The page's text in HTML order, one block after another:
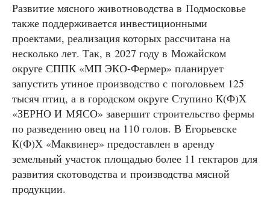
Развитие мясного животноводства в Подмосковье
также поддерживается инвестиционными
проектами, реализация которых рассчитана на
несколько лет. Так, в 2027 году в Можайском
округе СППК «МП ЭКО-Фермер» планирует
запустить утиное производство с поголовьем 125
тысяч птиц, а в городском округе Ступино К(Ф)Х
«ЗЕРНО И МЯСО» завершит строительство фермы
по разведению овец на 110 голов. В Егорьевске
К(Ф)Х «Маквинер» предоставлен в аренду
земельный участок площадью более 11 гектаров для
развития скотоводства и производства мясной
продукции.